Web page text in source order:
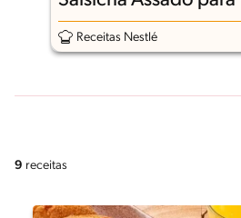
Receitas Nestlé
9 receitas